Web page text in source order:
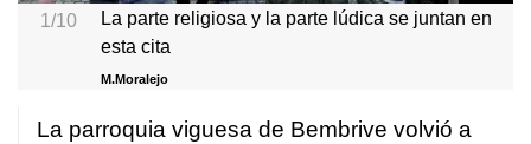
1/10
La parte religiosa y la parte lúdica se juntan en
esta cita
M.Moralejo
La parroquia viguesa de Bembrive volvió a